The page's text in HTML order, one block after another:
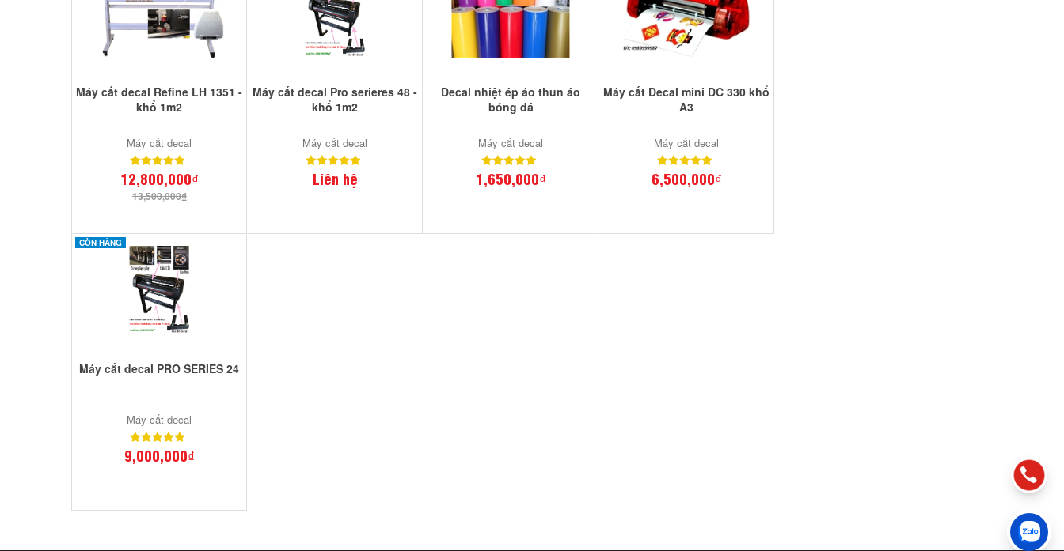
Máy cắt decal Refine LH 1351 -
khổ 1m2
Máy cắt decal
12,800,000₫
13,500,000₫
Máy cắt decal Pro serieres 48 -
khổ 1m2
Máy cắt decal
Liên hệ
Decal nhiệt ép áo thun áo
bóng đá
Máy cắt decal
1,650,000₫
Máy cắt Decal mini DC 330 khổ
A3
Máy cắt decal
6,500,000₫
CÒN HÀNG
Máy cắt decal PRO SERIES 24
Máy cắt decal
9,000,000₫